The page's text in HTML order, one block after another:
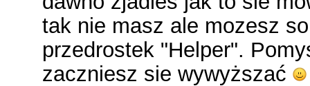
tak nie masz ale mozesz
przedrostek "Helper".
zaczniesz sie wywyższać